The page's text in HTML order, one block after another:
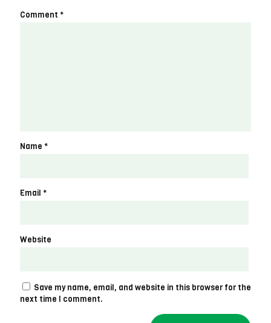
Comment *
Name *
Email *
Website
Save my name, email, and website in this browser for the
next time I comment.